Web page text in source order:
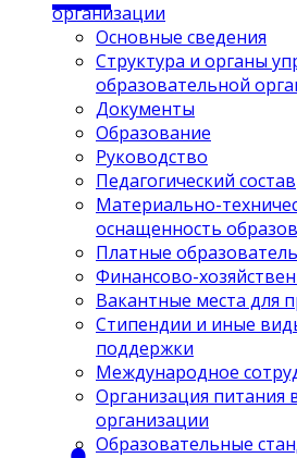
организации
Основные сведения
Структура и органы
образовательной
Документы
Образование
Руководство
Педагогический состав
Материально-
оснащенность
Платные
Финансово-
Вакантные места для
Стипендии и иные
поддержки
Международное
Организация питания
организации
Образовательные